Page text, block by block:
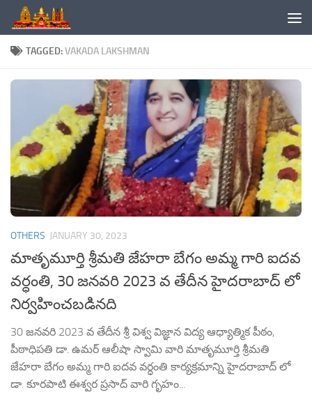
Skip to content
TAGGED:VAKADA LAKSHMAN
OTHERS JANUARY 30, 2023
మాతృమూర్తి శ్రీమతి జేహరా బేగం అమ్మ గారి ఐదవ
వర్ధంతి, 30 జనవరి 2023 వ తేదీన హైదరాబాద్ లో
నిర్వహించబడినది
30 జనవరి 2023 వ తేదీన శ్రీ విశ్వ విజ్ఞాన విద్య ఆధ్యాత్మిక పీఠం,
పీఠాధిపతి డా. ఉమర్ ఆలీషా స్వామి వారి మాతృమూర్తి శ్రీమతి
జేహరా బేగం అమ్మ గారి ఐదవ వర్ధంతి కార్యక్రమాన్ని హైదరాబాద్ లో
డా. కూరపాటి ఈశ్వర ప్రసాద్ వారి గృహం...